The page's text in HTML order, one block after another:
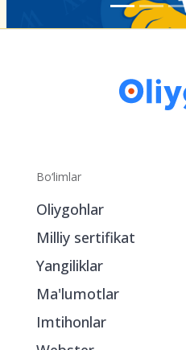
Bo‘limlar
Oliygohlar
Milliy sertifikat
Yangiliklar
Ma'lumotlar
Imtihonlar